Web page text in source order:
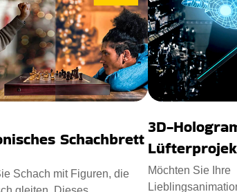
Schachbrett
Schach mit Figuren, die
3D-
Möchten Sie Ihre